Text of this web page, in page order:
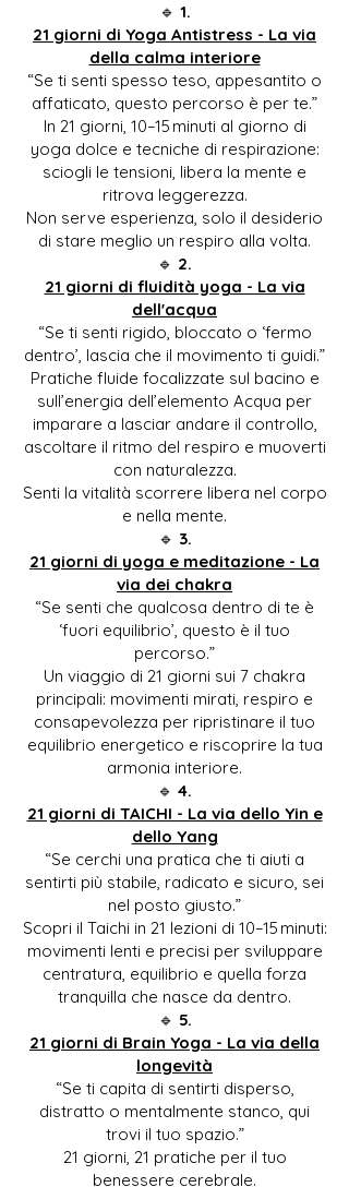
🔹 1.
21 giorni di Yoga Antistress - La via
della calma interiore
“Se ti senti spesso teso, appesantito o
affaticato, questo percorso è per te.”
In 21 giorni, 10–15 minuti al giorno di
yoga dolce e tecniche di respirazione:
sciogli le tensioni, libera la mente e
ritrova leggerezza.
Non serve esperienza, solo il desiderio
di stare meglio un respiro alla volta.
🔹 2.
21 giorni di fluidità yoga - La via
dell'acqua
“Se ti senti rigido, bloccato o ‘fermo
dentro’, lascia che il movimento ti guidi.”
Pratiche fluide focalizzate sul bacino e
sull’energia dell’elemento Acqua per
imparare a lasciar andare il controllo,
ascoltare il ritmo del respiro e muoverti
con naturalezza.
Senti la vitalità scorrere libera nel corpo
e nella mente.
🔹 3.
21 giorni di yoga e meditazione - La
via dei chakra
“Se senti che qualcosa dentro di te è
‘fuori equilibrio’, questo è il tuo
percorso.”
Un viaggio di 21 giorni sui 7 chakra
principali: movimenti mirati, respiro e
consapevolezza per ripristinare il tuo
equilibrio energetico e riscoprire la tua
armonia interiore.
🔹 4.
21 giorni di TAICHI - La via dello Yin e
dello Yang
“Se cerchi una pratica che ti aiuti a
sentirti più stabile, radicato e sicuro, sei
nel posto giusto.”
Scopri il Taichi in 21 lezioni di 10–15 minuti:
movimenti lenti e precisi per sviluppare
centratura, equilibrio e quella forza
tranquilla che nasce da dentro.
🔹 5.
21 giorni di Brain Yoga - La via della
longevità
“Se ti capita di sentirti disperso,
distratto o mentalmente stanco, qui
trovi il tuo spazio.”
21 giorni, 21 pratiche per il tuo
benessere cerebrale.